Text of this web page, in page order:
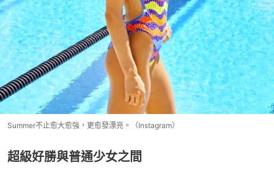
Summer不止愈大愈強，更愈發漂亮。（Instagram）
超級好勝與普通少女之間